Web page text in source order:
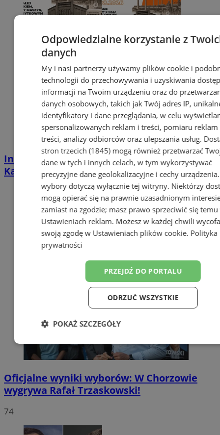
Industrialna podróż przez Chorzów i
Katowice. Nadchodzi HUTBANA 2026
Oficjalne wyniki wyborów: W Chorzowie
wygrywa Rafał Trzaskowski!
74
Odpowiedzialne korzystanie z
danych
My i nasi partnerzy używamy plików cookie i
technologii do przechowywania i uzyskiwania
informacji na Twoim urządzeniu oraz do
danych osobowych, takich jak Twój adres IP,
identyfikatory i dane przeglądania, w celu
spersonalizowanych reklam i treści, pomiaru reklam
treści, analizy odbiorców oraz ulepszania usług.
stron trzecich (1845)mogą również przetwarzać
dane w tych i innych celach, w tym wykorzystywać
precyzyjne dane geolokalizacyjne i cechy
wybory dotyczą wyłącznie tej witryny. Niektórzy
mogą opierać się na prawnie uzasadnionym
zamiast na zgodzie; masz prawo sprzeciwić się temu
Ustawieniach reklam. Możesz w każdej chwili
swoją zgodę w Ustawieniach plików cookie. Polityka
prywatności
PRZEJDŹ DO PORTALU
ODRZUĆ WSZYSTKIE
POKAŻ SZCZEGÓŁY
Niezbędne Wydajność
Funkcjonalność